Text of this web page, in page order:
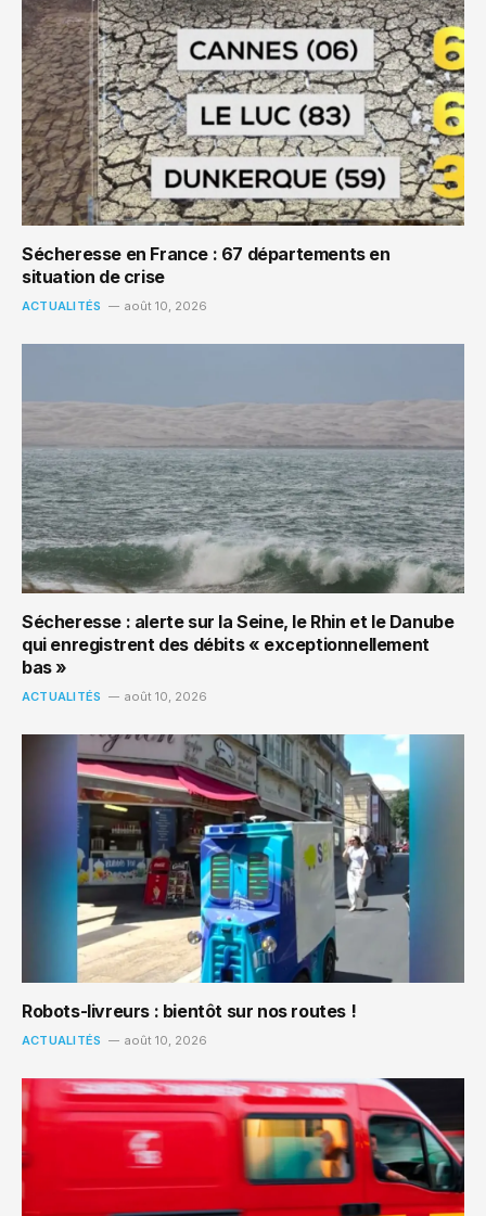
Sécheresse en France : 67 départements en
situation de crise
ACTUALITÉS août 10, 2026
Sécheresse : alerte sur la Seine, le Rhin et le Danube
qui enregistrent des débits « exceptionnellement
bas »
ACTUALITÉS août 10, 2026
Robots-livreurs : bientôt sur nos routes !
ACTUALITÉS août 10, 2026